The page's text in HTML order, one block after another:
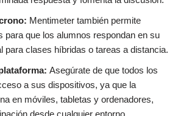
Mentimeter también permite
para que los alumnos respondan en su
para clases híbridas o tareas a distancia.
Asegúrate de que todos los
a sus dispositivos, ya que la
en móviles, tabletas y ordenadores,
desde cualquier entorno.